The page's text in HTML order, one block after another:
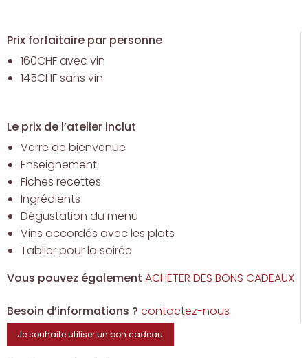
Prix forfaitaire par personne
160CHF avec vin
145CHF sans vin
Le prix de l’atelier inclut
Verre de bienvenue
Enseignement
Fiches recettes
Ingrédients
Dégustation du menu
Vins accordés avec les plats
Tablier pour la soirée
Vous pouvez également ACHETER DES BONS CADEAUX
Besoin d’informations ? contactez-nous
Je souhaite utiliser un bon cadeau